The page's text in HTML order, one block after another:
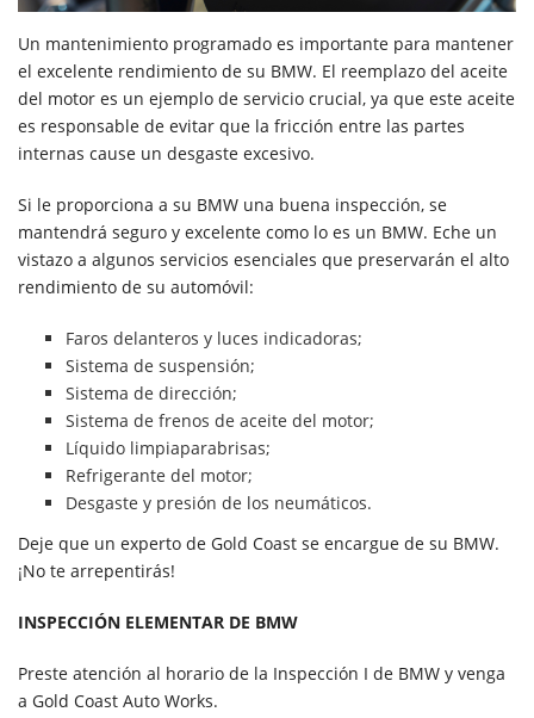
Un mantenimiento programado es importante para mantener
el excelente rendimiento de su BMW. El reemplazo del aceite
del motor es un ejemplo de servicio crucial, ya que este aceite
es responsable de evitar que la fricción entre las partes
internas cause un desgaste excesivo.
Si le proporciona a su BMW una buena inspección, se
mantendrá seguro y excelente como lo es un BMW. Eche un
vistazo a algunos servicios esenciales que preservarán el alto
rendimiento de su automóvil:
Faros delanteros y luces indicadoras;
Sistema de suspensión;
Sistema de dirección;
Sistema de frenos de aceite del motor;
Líquido limpiaparabrisas;
Refrigerante del motor;
Desgaste y presión de los neumáticos.
Deje que un experto de Gold Coast se encargue de su BMW.
¡No te arrepentirás!
INSPECCIÓN ELEMENTAR DE BMW
Preste atención al horario de la Inspección I de BMW y venga
a Gold Coast Auto Works.